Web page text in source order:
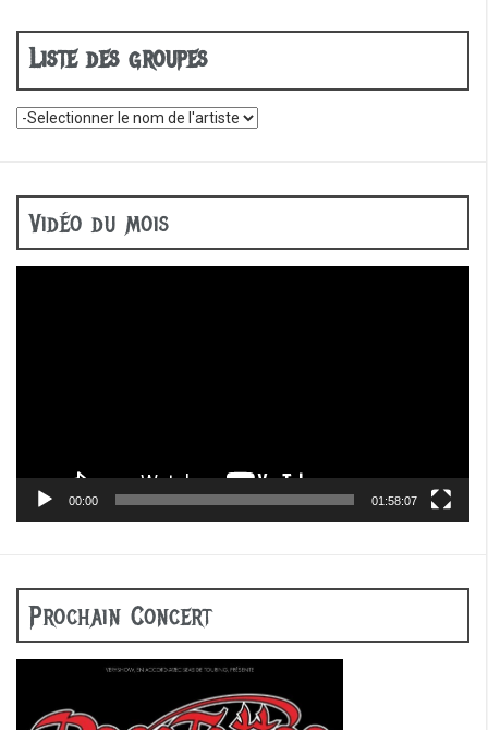
Liste des groupes
Vidéo du mois
00:00 01:58:07
Prochain Concert